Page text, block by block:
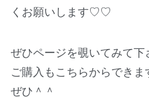
くお願いします♡♡
ぜひページを覗いてみて下
ご購入もこちらからできま
ぜひ＾＾